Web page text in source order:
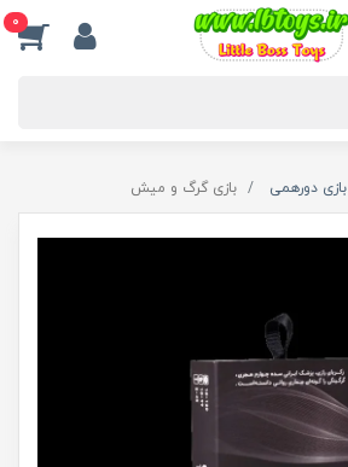
0
بازی دورهمی بازی گرگ و میش